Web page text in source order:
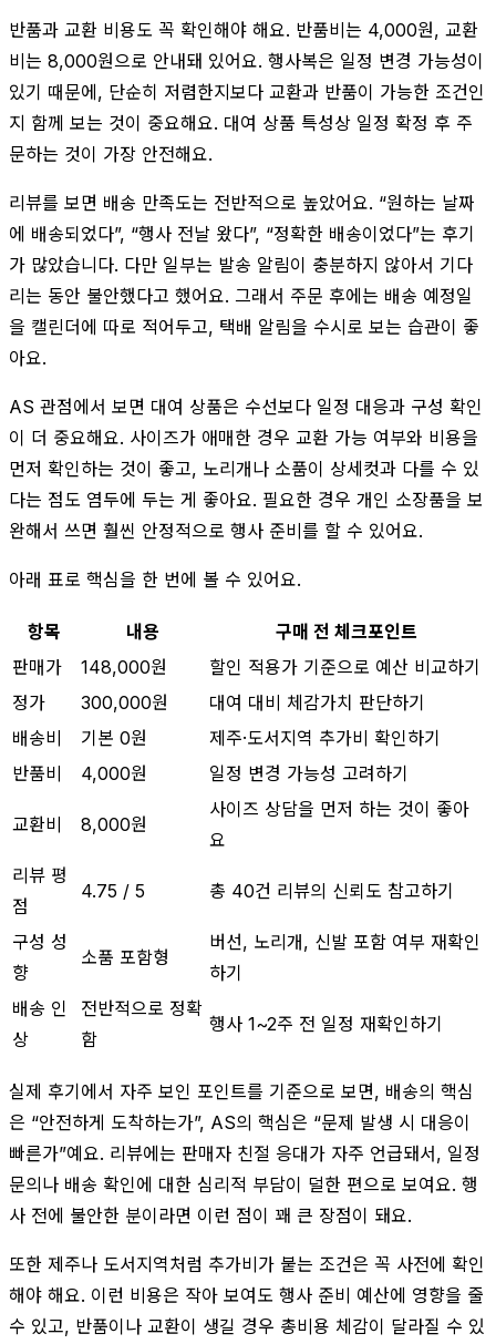
반품과 교환 비용도 꼭 확인해야 해요. 반품비는 4,000원, 교환
비는 8,000원으로 안내돼 있어요. 행사복은 일정 변경 가능성이
있기 때문에, 단순히 저렴한지보다 교환과 반품이 가능한 조건인
지 함께 보는 것이 중요해요. 대여 상품 특성상 일정 확정 후 주
문하는 것이 가장 안전해요.
리뷰를 보면 배송 만족도는 전반적으로 높았어요. “원하는 날짜
에 배송되었다”, “행사 전날 왔다”, “정확한 배송이었다”는 후기
가 많았습니다. 다만 일부는 발송 알림이 충분하지 않아서 기다
리는 동안 불안했다고 했어요. 그래서 주문 후에는 배송 예정일
을 캘린더에 따로 적어두고, 택배 알림을 수시로 보는 습관이 좋
아요.
AS 관점에서 보면 대여 상품은 수선보다 일정 대응과 구성 확인
이 더 중요해요. 사이즈가 애매한 경우 교환 가능 여부와 비용을
먼저 확인하는 것이 좋고, 노리개나 소품이 상세컷과 다를 수 있
다는 점도 염두에 두는 게 좋아요. 필요한 경우 개인 소장품을 보
완해서 쓰면 훨씬 안정적으로 행사 준비를 할 수 있어요.
아래 표로 핵심을 한 번에 볼 수 있어요.
항목 내용
구매 전 체크포인트
판매가
148,000원
할인 적용가 기준으로 예산 비교하기
정가
300,000원
대여 대비 체감가치 판단하기
배송비
기본 0원
제주·도서지역 추가비 확인하기
반품비
4,000원 일정 변경 가능성 고려하기
교환비 8,000원
사이즈 상담을 먼저 하는 것이 좋아
요
리뷰 평
점
4.75 / 5 총 40건 리뷰의 신뢰도 참고하기
구성 성
향
소품 포함형
버선, 노리개, 신발 포함 여부 재확인
하기
배송 인
상
전반적으로 정확
함
행사 1~2주 전 일정 재확인하기
실제 후기에서 자주 보인 포인트를 기준으로 보면, 배송의 핵심
은 “안전하게 도착하는가”, AS의 핵심은 “문제 발생 시 대응이
빠른가”예요. 리뷰에는 판매자 친절 응대가 자주 언급돼서, 일정
문의나 배송 확인에 대한 심리적 부담이 덜한 편으로 보여요. 행
사 전에 불안한 분이라면 이런 점이 꽤 큰 장점이 돼요.
또한 제주나 도서지역처럼 추가비가 붙는 조건은 꼭 사전에 확인
해야 해요. 이런 비용은 작아 보여도 행사 준비 예산에 영향을 줄
수 있고, 반품이나 교환이 생길 경우 총비용 체감이 달라질 수 있